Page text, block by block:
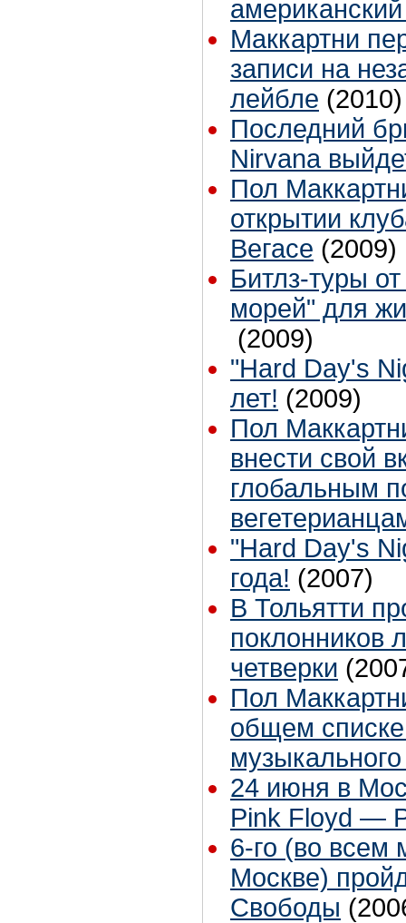
Маккартни
записи на
лейбле (2010)
Последний
Nirvana
Пол
открытии
Вегасе (2009)
Битлз-туры
морей" для
(2009)
"Hard Day's
лет! (2009)
Пол
внести свой
глобальным
"Hard Day's
года! (2007)
В Тольятти
поклонников
четверки
Пол
общем
24 июня в
Pink Floyd —
6-го (во всем
Москве)
Свободы